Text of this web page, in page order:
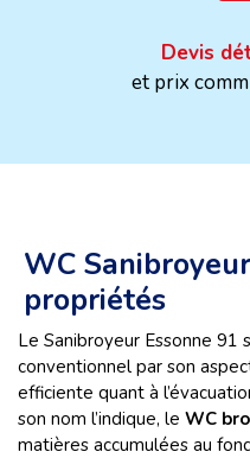
Devis
et prix
WC
propriétés
Le Sanibroyeur Essonne 91
conventionnel par son
efficiente quant à
son nom l’indique, le WC
matières accumulées au